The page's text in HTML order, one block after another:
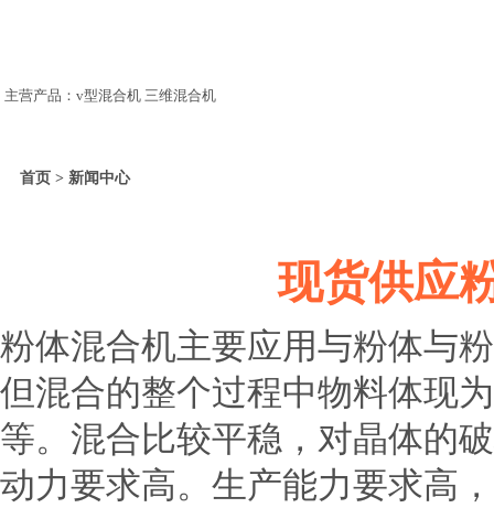
主营产品：v型混合机 三维混合机
首页 > 新闻中心
现货供应
粉体混合机主要应用与粉体与
但混合的整个过程中物料体现
等。混合比较平稳，对晶体的
动力要求高。生产能力要求高